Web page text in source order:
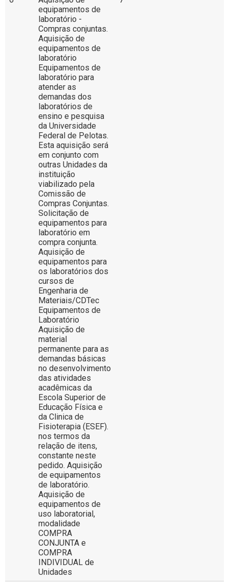
equipamentos de
laboratório -
Compras conjuntas.
Aquisição de
equipamentos de
laboratório
Equipamentos de
laboratório para
atender as
demandas dos
laboratórios de
ensino e pesquisa
da Universidade
Federal de Pelotas.
Esta aquisição será
em conjunto com
outras Unidades da
instituição
viabilizado pela
Comissão de
Compras Conjuntas.
Solicitação de
equipamentos para
laboratório em
compra conjunta.
Aquisição de
equipamentos para
os laboratórios dos
cursos de
Engenharia de
Materiais/CDTec
Equipamentos de
Laboratório
Aquisição de
material
permanente para as
demandas básicas
no desenvolvimento
das atividades
acadêmicas da
Escola Superior de
Educação Física e
da Clinica de
Fisioterapia (ESEF).
nos termos da
relação de itens,
constante neste
pedido. Aquisição
de equipamentos
de laboratório.
Aquisição de
equipamentos de
uso laboratorial,
modalidade
COMPRA
CONJUNTA e
COMPRA
INDIVIDUAL de
Unidades